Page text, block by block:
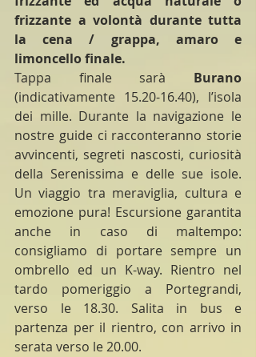
frizzante a volontà durante tutta
la cena / grappa, amaro e
limoncello finale.
Tappa finale sarà
(indicativamente 15.20-16.40), l’isola
dei mille. Durante la navigazione le
nostre guide ci racconteranno storie
avvincenti, segreti nascosti, curiosità
della Serenissima e delle sue isole.
Un viaggio tra meraviglia, cultura e
emozione pura! Escursione garantita
anche in caso di maltempo:
consigliamo di portare sempre un
ombrello ed un K-way. Rientro nel
tardo pomeriggio a Portegrandi,
verso le 18.30. Salita in bus e
partenza per il rientro, con arrivo in
serata verso le 20.00.